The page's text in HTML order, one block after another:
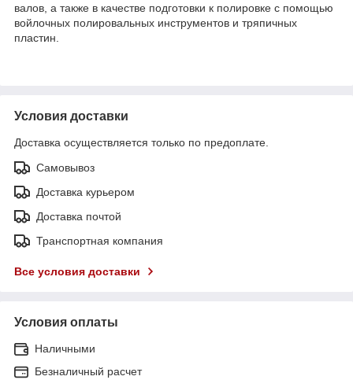
валов, а также в качестве подготовки к полировке с помощью
войлочных полировальных инструментов и тряпичных
пластин.
Условия доставки
Доставка осуществляется только по предоплате.
Самовывоз
Доставка курьером
Доставка почтой
Транспортная компания
Все условия доставки
Условия оплаты
Наличными
Безналичный расчет